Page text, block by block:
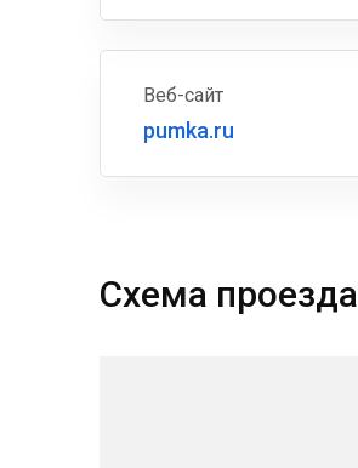
Веб-сайт
pumka.ru
Схема проезда